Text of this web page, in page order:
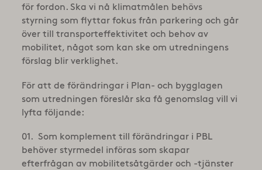
för fordon. Ska vi nå klimatmålen behövs
styrning som flyttar fokus från parkering och går
över till transporteffektivitet och behov av
mobilitet, något som kan ske om utredningens
förslag blir verklighet.
För att de förändringar i Plan- och bygglagen
som utredningen föreslår ska få genomslag vill vi
lyfta följande:
Som komplement till förändringar i PBL
behöver styrmedel införas som skapar
efterfrågan av mobilitetsåtgärder och -tjänster